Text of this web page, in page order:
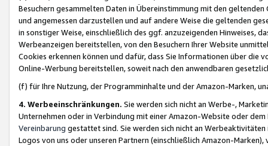
Besuchern gesammelten Daten in Übereinstimmung mit den
und angemessen darzustellen und auf andere Weise die geltenden
in sonstiger Weise, einschließlich des ggf. anzuzeigenden Hinweises,
Werbeanzeigen bereitstellen, von den Besuchern Ihrer Website
Cookies erkennen können und dafür, dass Sie Informationen über die
Online-Werbung bereitstellen, soweit nach den anwendbaren
(f) für Ihre Nutzung, der Programminhalte und der Amazon-Marken,
4. Werbeeinschränkungen. Sie werden sich nicht an Werbe-,
Unternehmen oder in Verbindung mit einer Amazon-Website oder
Vereinbarung gestattet sind. Sie werden sich nicht an
Logos von uns oder unseren Partnern (einschließlich Amazon-